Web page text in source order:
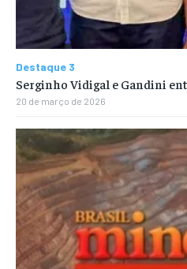
Destaque 3
Serginho Vidigal e Gandini
20 de março de 2026